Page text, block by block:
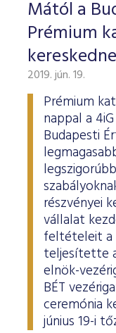
ESG
Mától a
Prémium
2019. jún. 19.
Prémium
nappal a
Budapesti
részvényei
vállalat
feltételeit a
teljesítette
elnök-
BÉT
ceremónia
június 19-i